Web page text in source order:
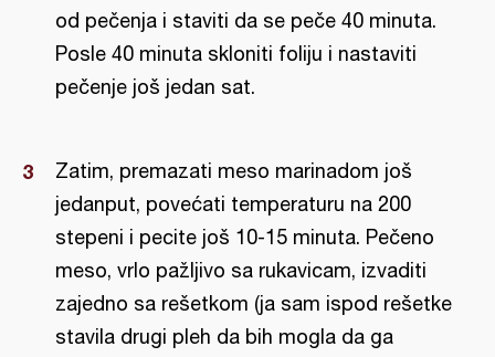
od pečenja i staviti da se peče 40 minuta.
Posle 40 minuta skloniti foliju i nastaviti
pečenje još jedan sat.
Zatim, premazati meso marinadom još
jedanput, povećati temperaturu na 200
stepeni i pecite još 10-15 minuta. Pečeno
meso, vrlo pažljivo sa rukavicam, izvaditi
zajedno sa rešetkom (ja sam ispod rešetke
stavila drugi pleh da bih mogla da ga